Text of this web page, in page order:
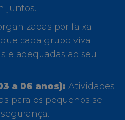
juntos.
por faixa
cada grupo viva
e adequadas ao seu
a 06 anos): Atividades
para os pequenos se